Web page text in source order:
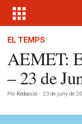
EL TEMPS
AEMET:
– 23 de
Por Redacció - 23 de juny de